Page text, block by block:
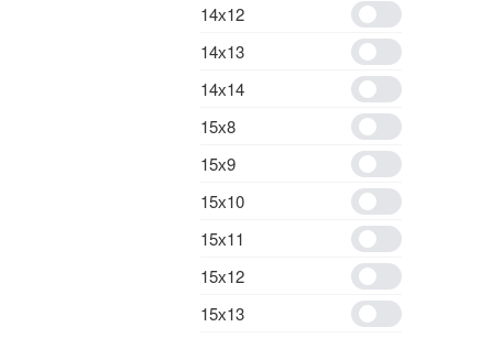
14х12
14х13
14х14
15х8
15х9
15х10
15х11
15х12
15х13